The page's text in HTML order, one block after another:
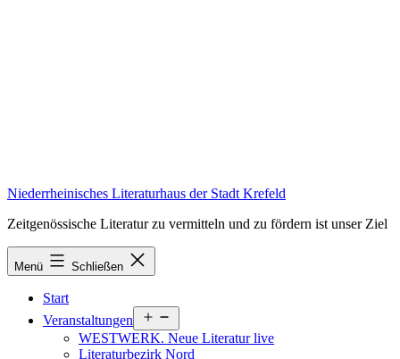
Niederrheinisches Literaturhaus der Stadt Krefeld
Zeitgenössische Literatur zu vermitteln und zu fördern ist unser Ziel
Menü Schließen
Start
Veranstaltungen
öffnen
WESTWERK. Neue Literatur live
Literaturbezirk Nord